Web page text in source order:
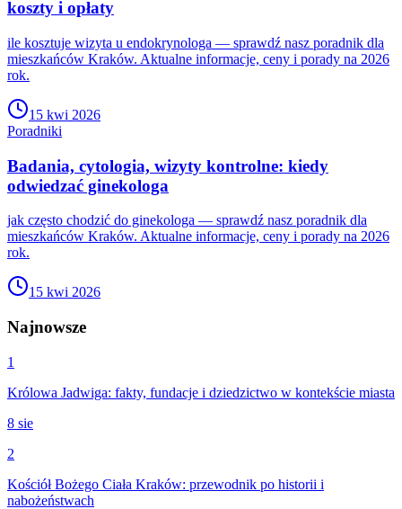
koszty i opłaty
ile kosztuje wizyta u endokrynologa — sprawdź nasz poradnik dla
mieszkańców Kraków. Aktualne informacje, ceny i porady na 2026
rok.
15 kwi 2026
Poradniki
Badania, cytologia, wizyty kontrolne: kiedy
odwiedzać ginekologa
jak często chodzić do ginekologa — sprawdź nasz poradnik dla
mieszkańców Kraków. Aktualne informacje, ceny i porady na 2026
rok.
15 kwi 2026
Najnowsze
1
Królowa Jadwiga: fakty, fundacje i dziedzictwo w kontekście miasta
8 sie
2
Kościół Bożego Ciała Kraków: przewodnik po historii i
nabożeństwach